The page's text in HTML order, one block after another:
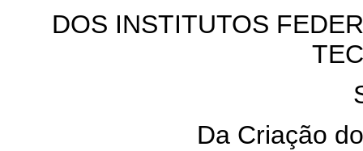
DOS INSTITUTOS
Da Criação